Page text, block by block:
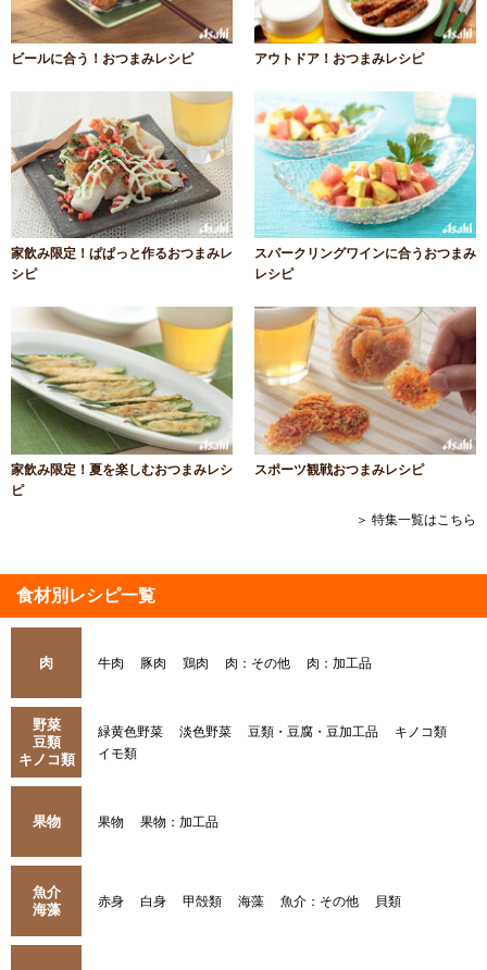
ビールに合う！おつまみレシピ アウトドア！おつまみレシピ
家飲み限定！ぱぱっと作るおつまみレ
シピ
スパークリングワインに合うおつまみ
レシピ
家飲み限定！夏を楽しむおつまみレシ
ピ
スポーツ観戦おつまみレシピ
＞ 特集一覧はこちら
食材別レシピ一覧
肉 牛肉 豚肉 鶏肉 肉：その他 肉：加工品
野菜
豆類
キノコ類
緑黄色野菜 淡色野菜 豆類・豆腐・豆加工品
キノコ類
イモ類
果物 果物 果物：加工品
魚介
海藻
赤身 白身 甲殻類 海藻 魚介：その他 貝類